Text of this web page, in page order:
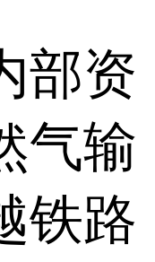
部资
气输
铁路